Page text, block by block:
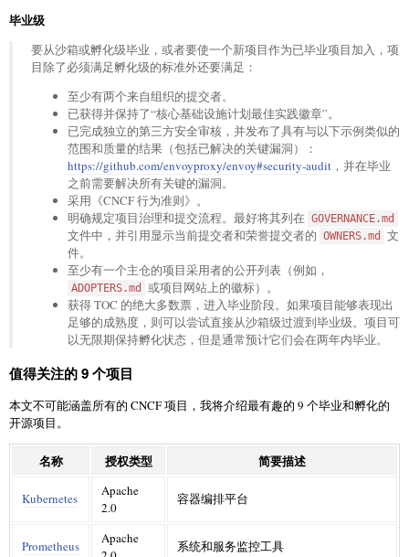
毕业级
要从沙箱或孵化级毕业，或者要使一个新项目作为已毕业项目加入，项
目除了必须满足孵化级的标准外还要满足：
至少有两个来自组织的提交者。
已获得并保持了“核心基础设施计划最佳实践徽章”。
已完成独立的第三方安全审核，并发布了具有与以下示例类似的
范围和质量的结果（包括已解决的关键漏洞）：
https://github.com/envoyproxy/envoy#security-audit，并在毕业
之前需要解决所有关键的漏洞。
采用《CNCF 行为准则》。
明确规定项目治理和提交流程。最好将其列在 GOVERNANCE.md
文件中，并引用显示当前提交者和荣誉提交者的 OWNERS.md
文
件。
至少有一个主仓的项目采用者的公开列表（例如，
ADOPTERS.md
或项目网站上的徽标）。
获得 TOC 的绝大多数票，进入毕业阶段。如果项目能够表现出
足够的成熟度，则可以尝试直接从沙箱级过渡到毕业级。项目可
以无限期保持孵化状态，但是通常预计它们会在两年内毕业。
值得关注的 9 个项目
本文不可能涵盖所有的 CNCF 项目，我将介绍最有趣的 9 个毕业和孵化的
开源项目。
名称 授权类型 简要描述
Kubernetes
Apache
2.0
容器编排平台
Prometheus
Apache
系统和服务监控工具